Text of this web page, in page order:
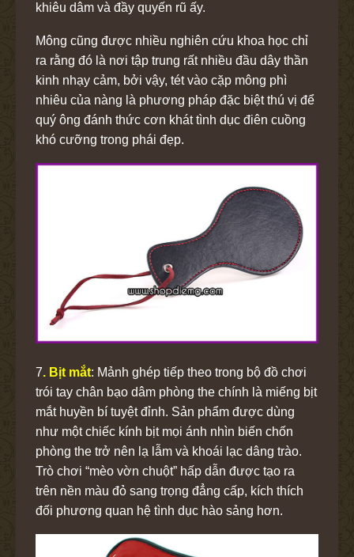
khiêu dâm và đầy quyến rũ ấy.
Mông cũng được nhiều nghiên cứu khoa học chỉ
ra rằng đó là nơi tập trung rất nhiều đầu dây thần
kinh nhạy cảm, bởi vậy, tét vào cặp mông phì
nhiêu của nàng là phương pháp đặc biệt thú vị để
quý ông đánh thức cơn khát tình dục điên cuồng
khó cưỡng trong phái đẹp.
7. Bịt mắt: Mảnh ghép tiếp theo trong bộ đồ chơi
trói tay chân bạo dâm phòng the chính là miếng bịt
mắt huyền bí tuyệt đỉnh. Sản phẩm được dùng
như một chiếc kính bịt mọi ánh nhìn biến chốn
phòng the trở nên lạ lẫm và khoái lạc dâng trào.
Trò chơi “mèo vờn chuột” hấp dẫn được tạo ra
trên nền màu đỏ sang trọng đẳng cấp, kích thích
đối phương quan hệ tình dục hào sảng hơn.